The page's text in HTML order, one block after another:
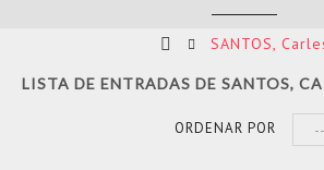
SANTOS,
LISTA DE ENTRADAS DE SANTOS,
ORDENAR POR